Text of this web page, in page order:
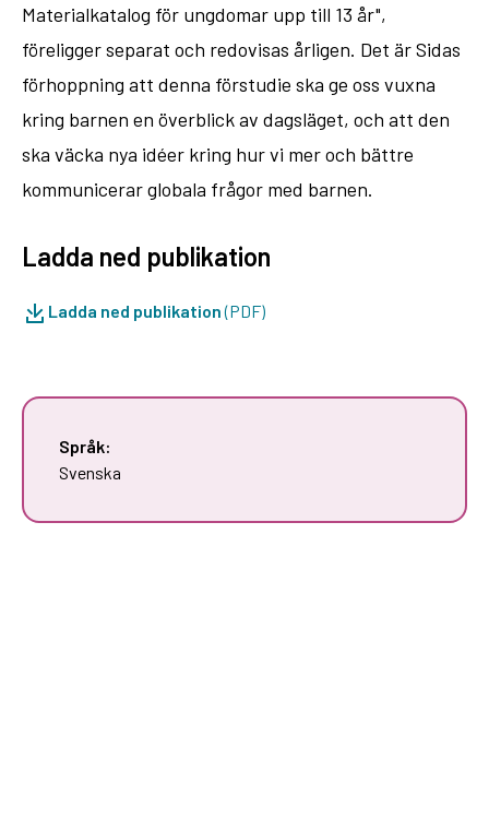
Materialkatalog för ungdomar upp till 13 år",
föreligger separat och redovisas årligen. Det är Sidas
förhoppning att denna förstudie ska ge oss vuxna
kring barnen en överblick av dagsläget, och att den
ska väcka nya idéer kring hur vi mer och bättre
kommunicerar globala frågor med barnen.
Ladda ned publikation
Ladda ned publikation(PDF)
Språk:
Svenska